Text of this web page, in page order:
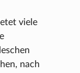
viele
nach